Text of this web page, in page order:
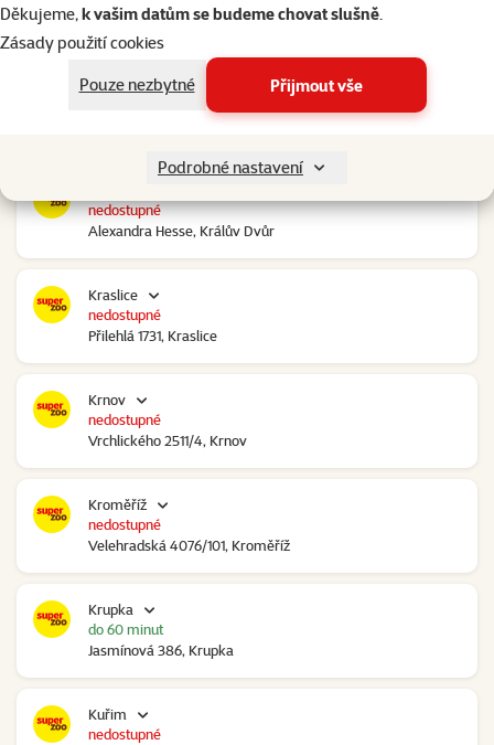
Děkujeme,k vašim datům se budeme chovat slušně.
Zásady použití cookies
Pouze nezbytné
Přijmout vše
Podrobné nastavení
Ovčáry 304, Ovčáry
Kozomín
Alexandra Hesse, Králův Dvůr
nedostupné
Kraslice
Přilehlá 1731, Kraslice
nedostupné
Krnov
Vrchlického 2511/4, Krnov
nedostupné
Kroměříž
Velehradská 4076/101, Kroměříž
nedostupné
Krupka
Jasmínová 386, Krupka
do 60 minut
Kuřim
nedostupné